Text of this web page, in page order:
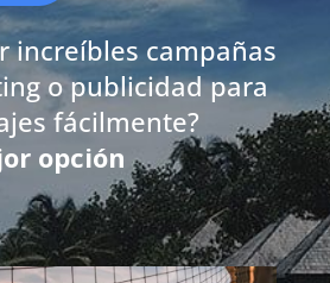
increíbles campañas
o publicidad para
fácilmente?
opción